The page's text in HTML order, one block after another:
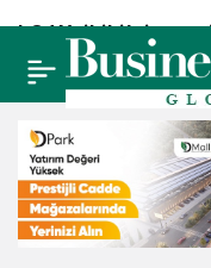
LC Waikiki’nin
teknoloji yatırımı:
LCW Digital